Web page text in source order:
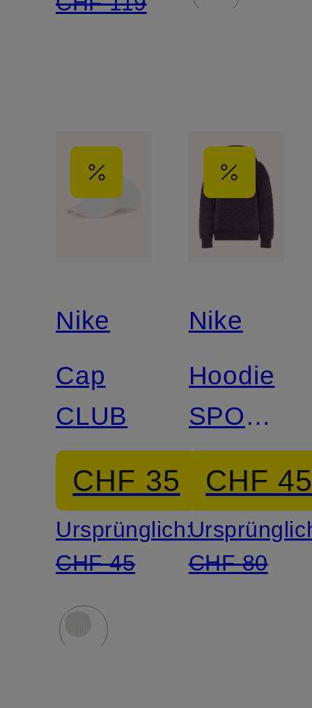
Nike
Cap
CLUB
CHF 35
Ursprünglich:
CHF 45
Nike
Hoodie
PHOENIX
CHF
CHF 80